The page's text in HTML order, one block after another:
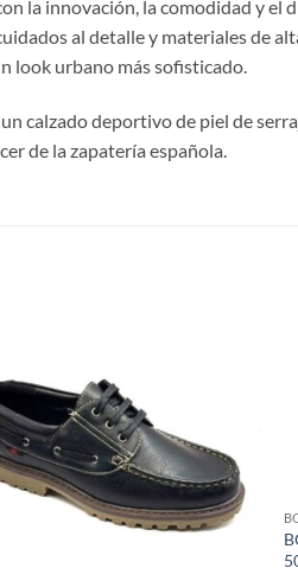
la innovación, la comodidad y el
al detalle y materiales de
look urbano más sofisticado.
calzado deportivo de piel de
de la zapatería española.